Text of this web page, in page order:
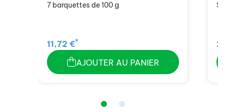
7 barquettes de 100 g
11,72 €*
AJOUTER AU PANIER